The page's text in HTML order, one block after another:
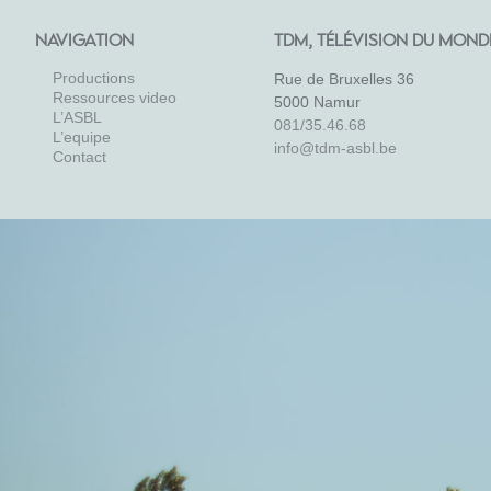
NAVIGATION
Productions
Ressources video
L’ASBL
L’equipe
Contact
TDM, TÉLÉVISION DU
Rue de Bruxelles 36
5000 Namur
081/35.46.68
info@tdm-asbl.be